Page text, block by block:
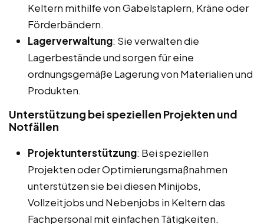
Keltern mithilfe von Gabelstaplern, Kräne oder
Förderbändern.
Lagerverwaltung: Sie verwalten die
Lagerbestände und sorgen für eine
ordnungsgemäße Lagerung von Materialien und
Produkten.
Unterstützung bei speziellen Projekten und
Notfällen
Projektunterstützung: Bei speziellen
Projekten oder Optimierungsmaßnahmen
unterstützen sie bei diesen Minijobs,
Vollzeitjobs und Nebenjobs in Keltern das
Fachpersonal mit einfachen Tätigkeiten.